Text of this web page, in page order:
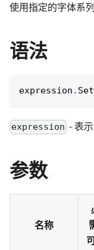
使用指定的字体系
语法
expression .
expression - 表
参数
名称